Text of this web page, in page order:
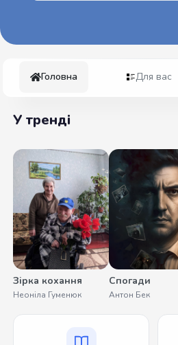
Головна Для вас
У тренді
Зірка кохання
Неоніла Гуменюк
Спогади
Антон Бек